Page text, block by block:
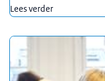
Lees verder